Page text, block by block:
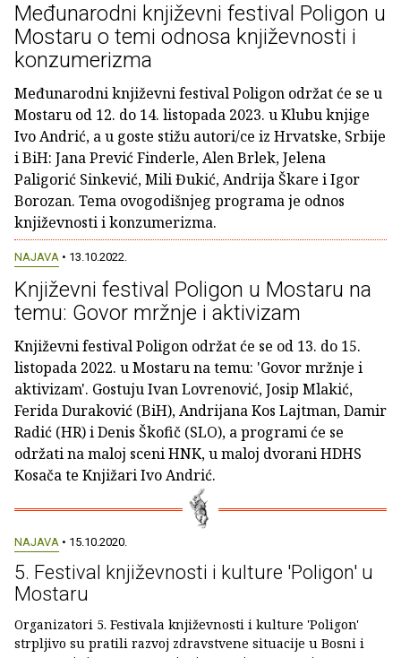
Međunarodni književni festival Poligon u
Mostaru o temi odnosa književnosti i
konzumerizma
Međunarodni književni festival Poligon održat će se u
Mostaru od 12. do 14. listopada 2023. u Klubu knjige
Ivo Andrić, a u goste stižu autori/ce iz Hrvatske, Srbije
i BiH: Jana Prević Finderle, Alen Brlek, Jelena
Paligorić Sinkević, Mili Đukić, Andrija Škare i Igor
Borozan. Tema ovogodišnjeg programa je odnos
književnosti i konzumerizma.
NAJAVA • 13.10.2022.
Književni festival Poligon u Mostaru na
temu: Govor mržnje i aktivizam
Književni festival Poligon održat će se od 13. do 15.
listopada 2022. u Mostaru na temu: 'Govor mržnje i
aktivizam'. Gostuju Ivan Lovrenović, Josip Mlakić,
Ferida Duraković (BiH), Andrijana Kos Lajtman, Damir
Radić (HR) i Denis Škofič (SLO), a programi će se
održati na maloj sceni HNK, u maloj dvorani HDHS
Kosača te Knjižari Ivo Andrić.
NAJAVA • 15.10.2020.
5. Festival književnosti i kulture 'Poligon' u
Mostaru
Organizatori 5. Festivala književnosti i kulture 'Poligon'
strpljivo su pratili razvoj zdravstvene situacije u Bosni i